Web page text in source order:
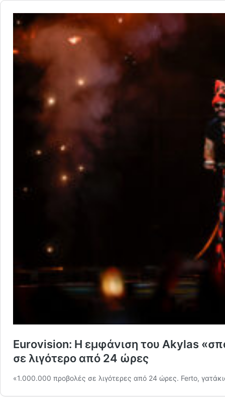
Eurovision: Η εμφάνιση του Akylas
σε λιγότερο από 24 ώρες
«1.000.000 προβολές σε λιγότερες από 24 ώρες. Ferto,